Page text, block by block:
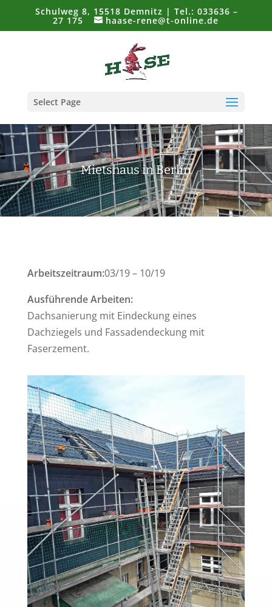
Schulweg 8, 15518 Demnitz | Tel.: 033636 –
27 175 haase-rene@t-online.de
Select Page
Mietshaus in Berlin
Arbeitszeitraum:03/19 – 10/19
Ausführende Arbeiten:
Dachsanierung mit Eindeckung eines
Dachziegels und Fassadendeckung mit
Faserzement.